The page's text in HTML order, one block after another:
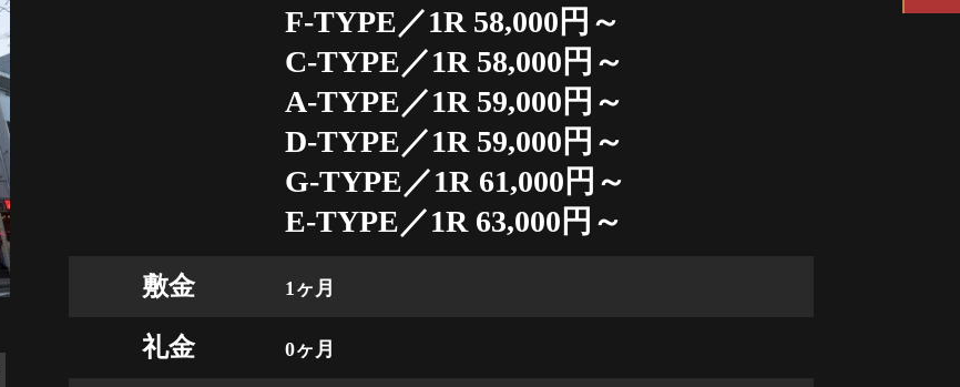
F-TYPE／1R 58,000円～
C-TYPE／1R 58,000円～
A-TYPE／1R 59,000円～
D-TYPE／1R 59,000円～
G-TYPE／1R 61,000円～
E-TYPE／1R 63,000円～
敷金 1ヶ月
礼金 0ヶ月